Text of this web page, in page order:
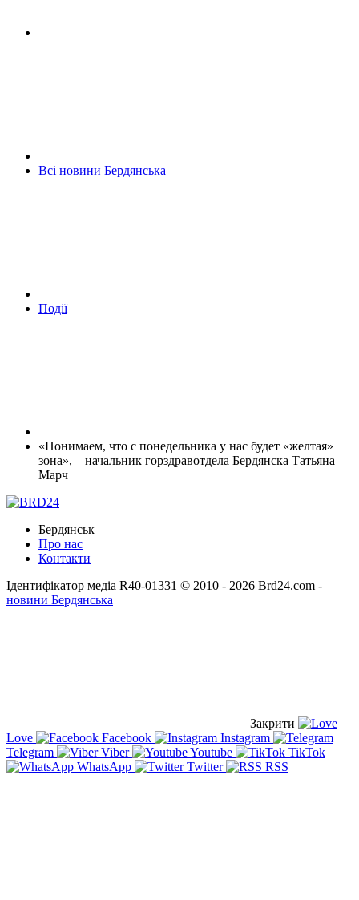
Всі новини Бердянська
Події
«Понимаем, что с понедельника у нас будет «желтая»
зона», – начальник горздравотдела Бердянска Татьяна
Марч
Бердянськ
Про нас
Контакти
Ідентифікатор медіа R40-01331 © 2010 - 2026 Brd24.com -
новини Бердянська
Закрити
Love
Facebook
Instagram
Telegram
Viber Youtube
TikTok
WhatsApp
Twitter RSS